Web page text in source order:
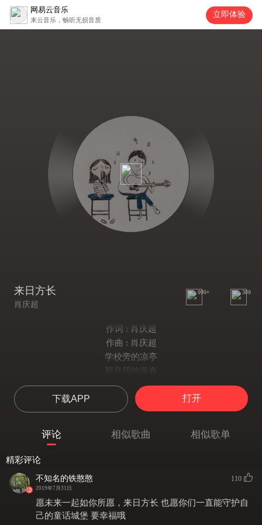
网易云音乐
来云音乐，畅听无损音质
立即体验
来日方长
肖庆超
999+ 309
作词 : 肖庆超
作曲 : 肖庆超
学校旁的凉亭
那是我的青春
风筝划过天空
画出一道彩虹
你的温柔
吹乱了我的思绪
那里的星空特别明亮
我想和你一起走进那个殿堂
我手捧鲜花
下载APP 打开
评论 相似歌曲 相似歌单
精彩评论
不知名的铁憨憨
2019年7月31日
110
愿未来一起如你所愿，来日方长 也愿你们一直能守护自
己的童话城堡 要幸福哦